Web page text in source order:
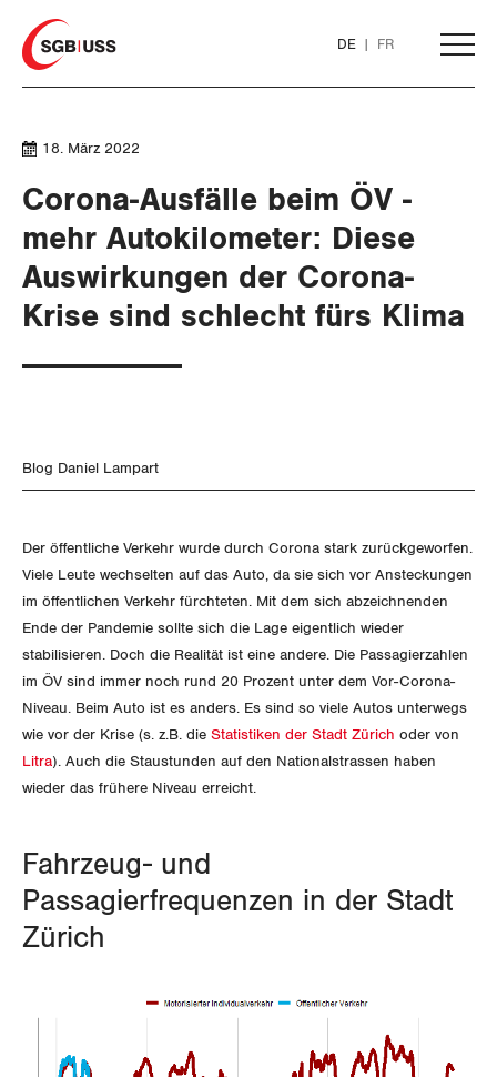
Home
DE FR
THEMEN
ARBEIT
Arbeitsrechte
Arbeitssicherheit und Gesundheitsschutz
Verteilung
Überbrückungsleistung
Ergänzungsleistungen
Invalidenversicherung
Unfallversicherung
GLEICHSTELLUNG
BILDUNG & JUGEND
MIGRATION
GEWERKSCHAFTSPOLITIK
Landesstreik
SERVICE
BROSCHÜREN/BÜCHER
Bestellformular
GREMIEN
Präsidialausschuss
Feministische Kommission
Jugendkommission
Migrationskommission
Queer-Kommission
KANTONALE BÜNDE
Aargau
Beide Basel
Bern
Freiburg
Glarus
Graubünden
Luzern
ANGESCHLOSSENE VERBÄNDE
OFFENE STELLEN
AGENDA
Publikationen
Artikel
Medienmitteilungen
Dossier
Vernehmlassungen
Bücher/Broschüren
Blog Daniel Lampart
Der Europa-Blog
Kontakt
18. März 2022
Corona-Ausfälle beim ÖV -
mehr Autokilometer: Diese
Auswirkungen der Corona-
Krise sind schlecht fürs Klima
Blog Daniel Lampart
Der öffentliche Verkehr wurde durch Corona stark zurückgeworfen.
Viele Leute wechselten auf das Auto, da sie sich vor Ansteckungen
im öffentlichen Verkehr fürchteten. Mit dem sich abzeichnenden
Ende der Pandemie sollte sich die Lage eigentlich wieder
stabilisieren. Doch die Realität ist eine andere. Die Passagierzahlen
im ÖV sind immer noch rund 20 Prozent unter dem Vor-Corona-
Niveau. Beim Auto ist es anders. Es sind so viele Autos unterwegs
wie vor der Krise (s. z.B. die Statistiken der Stadt Zürich oder von
Litra). Auch die Staustunden auf den Nationalstrassen haben
wieder das frühere Niveau erreicht.
Fahrzeug- und
Passagierfrequenzen in der Stadt
Zürich